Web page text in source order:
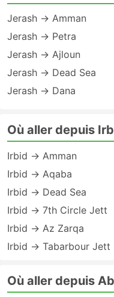
Jerash → Amman
Jerash → Petra
Jerash → Ajloun
Jerash → Dead Sea
Jerash → Dana
Où aller depuis
Irbid → Amman
Irbid → Aqaba
Irbid → Dead Sea
Irbid → 7th Circle Jett
Irbid → Az Zarqa
Irbid → Tabarbour Jett
Où aller depuis